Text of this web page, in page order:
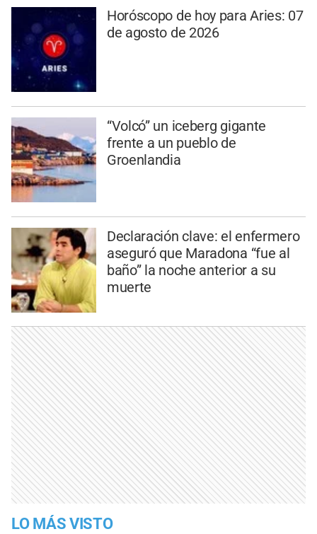
Horóscopo de hoy para Aries: 07
de agosto de 2026
“Volcó” un iceberg gigante
frente a un pueblo de
Groenlandia
Declaración clave: el enfermero
aseguró que Maradona “fue al
baño” la noche anterior a su
muerte
LO MÁS VISTO